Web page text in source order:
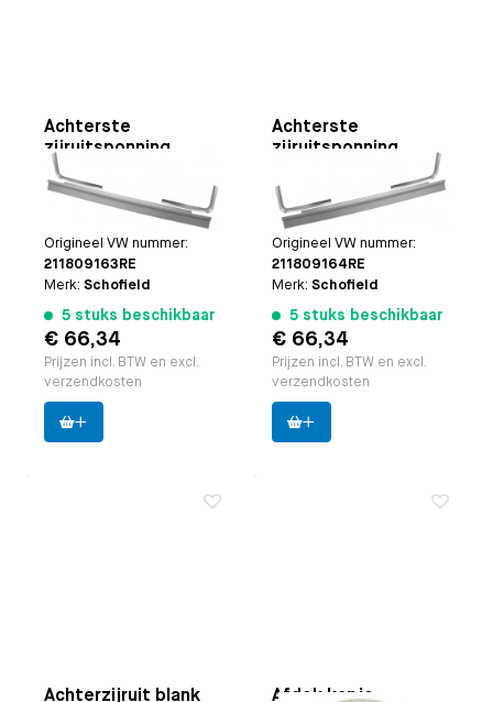
Achterste
zijruitsponning
reparatiedelen en
18.5 cm zijpaneel
links (3-delig)
Toepasbaar op
8.1967 t/m 7.1979
23885
Origineel VW nummer:
211809163RE
Merk: Schofield
5 stuks beschikbaar
€ 66,34
Prijzen incl. BTW en excl.
verzendkosten
Achterste
zijruitsponning
reparatiedelen plus
18.5 cm zijpaneel
rechts (3-delig)
Bus
8.1967 t/m 7.1979
Paruzzi nummer:
Origineel VW nummer:
211809164RE
Merk:Schofield
5 stuks beschikbaar
€ 66,34
Prijzen incl. BTW en excl.
verzendkosten
Achterzijruit blank
Afdek kapje